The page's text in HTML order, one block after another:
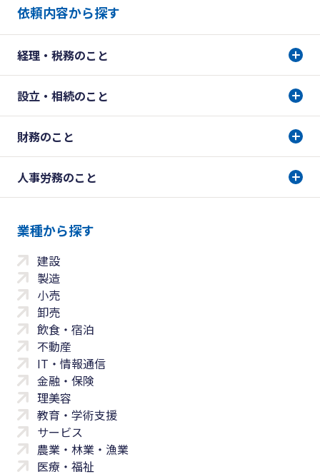
依頼内容から探す
経理・税務のこと
設立・相続のこと
財務のこと
人事労務のこと
業種から探す
建設
製造
小売
卸売
飲食・宿泊
不動産
IT・情報通信
金融・保険
理美容
教育・学術支援
サービス
農業・林業・漁業
医療・福祉